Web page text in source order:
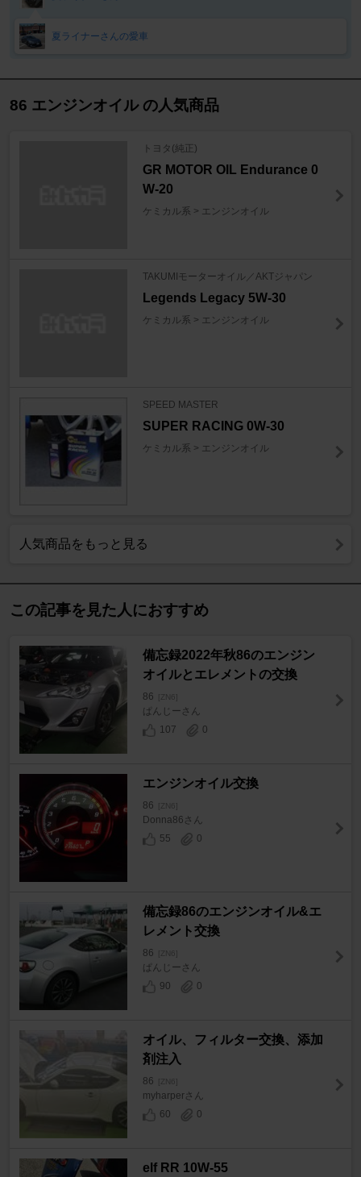
夏ライナーさんの愛車
86 エンジンオイル の人気商品
トヨタ(純正)
GR MOTOR OIL Endurance 0
W-20
ケミカル系 > エンジンオイル
TAKUMIモーターオイル／AKTジャパン
Legends Legacy 5W-30
ケミカル系 > エンジンオイル
SPEED MASTER
SUPER RACING 0W-30
ケミカル系 > エンジンオイル
人気商品をもっと見る
この記事を見た人におすすめ
備忘録2022年秋86のエンジン
オイルとエレメントの交換
86 [ZN6]
ぱんじーさん
107
0
エンジンオイル交換
86 [ZN6]
Donna86さん
55
0
備忘録86のエンジンオイル&エ
レメント交換
86 [ZN6]
ぱんじーさん
90
0
オイル、フィルター交換、添加
剤注入
86 [ZN6]
myharperさん
60
0
elf RR 10W-55